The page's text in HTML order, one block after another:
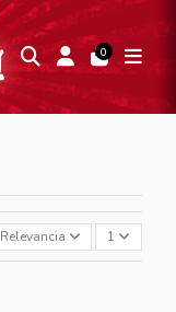
0
Relevancia 1